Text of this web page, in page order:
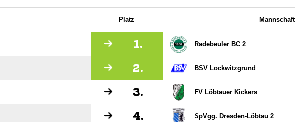
Platz Mannschaft
1. Radebeuler BC 2
2. BSV Lockwitzgrund
3. FV Löbtauer Kickers
4. SpVgg. Dresden-Löbtau 2